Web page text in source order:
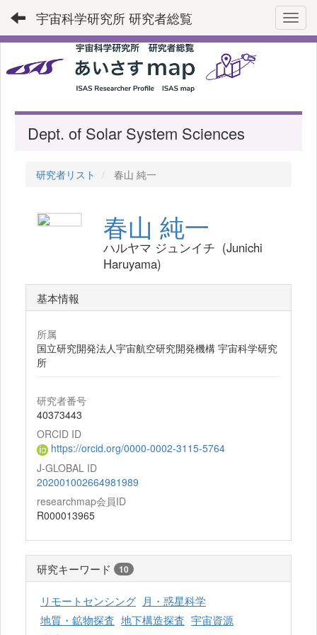
宇宙科学研究所 研究者総覧
Dept. of Solar System Sciences
研究者リスト 春山 純一
春山 純一
ハルヤマ ジュンイチ (Junichi
Haruyama)
基本情報
所属
国立研究開発法人宇宙航空研究開発機構 宇宙科学研究
所
研究者番号
40373443
ORCID ID
https://orcid.org/0000-0002-3115-5764
J-GLOBAL ID
202001002664981989
researchmap会員ID
R000013965
研究キーワード 10
リモートセンシング 月・惑星科学
地質・鉱物探査 地下構造探査 宇宙資源